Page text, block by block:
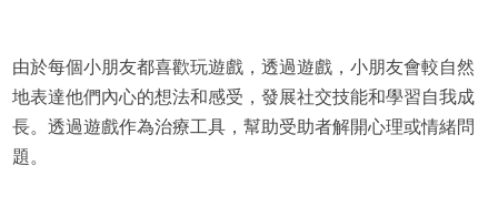
由於每個小朋友都喜歡玩遊戲，透過遊戲，小朋友會較自然
地表達他們內心的想法和感受，發展社交技能和學習自我成
長。透過遊戲作為治療工具，幫助受助者解開心理或情緒問
題。